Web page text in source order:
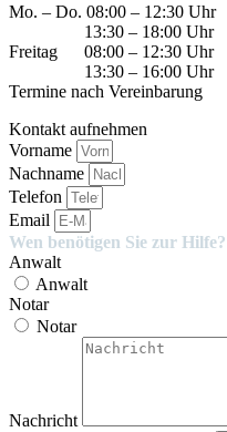
Mo. – Do. 08:00 – 12:30 Uhr
13:30 – 18:00 Uhr
Freitag 08:00 – 12:30 Uhr
13:30 – 16:00 Uhr
Termine nach Vereinbarung
Kontakt aufnehmen
Vorname
Nachname
Telefon
Email
Wen benötigen Sie zur Hilfe?
Anwalt
Anwalt
Notar
Notar
Nachricht